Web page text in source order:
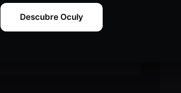
antes de esa fecha.
Analítica
Descubre Oculy